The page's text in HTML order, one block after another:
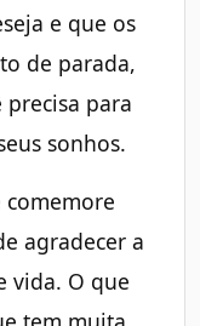
e que os
de parada,
para
sonhos.
agradecer a
vida. O que